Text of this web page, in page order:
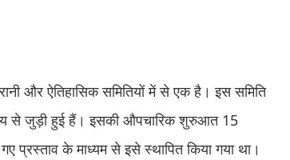
और ऐतिहासिक समितियों में से एक है। इस समिति
से जुड़ी हुई हैं। इसकी औपचारिक शुरुआत 15
प्रस्ताव के माध्यम से इसे स्थापित किया गया था।